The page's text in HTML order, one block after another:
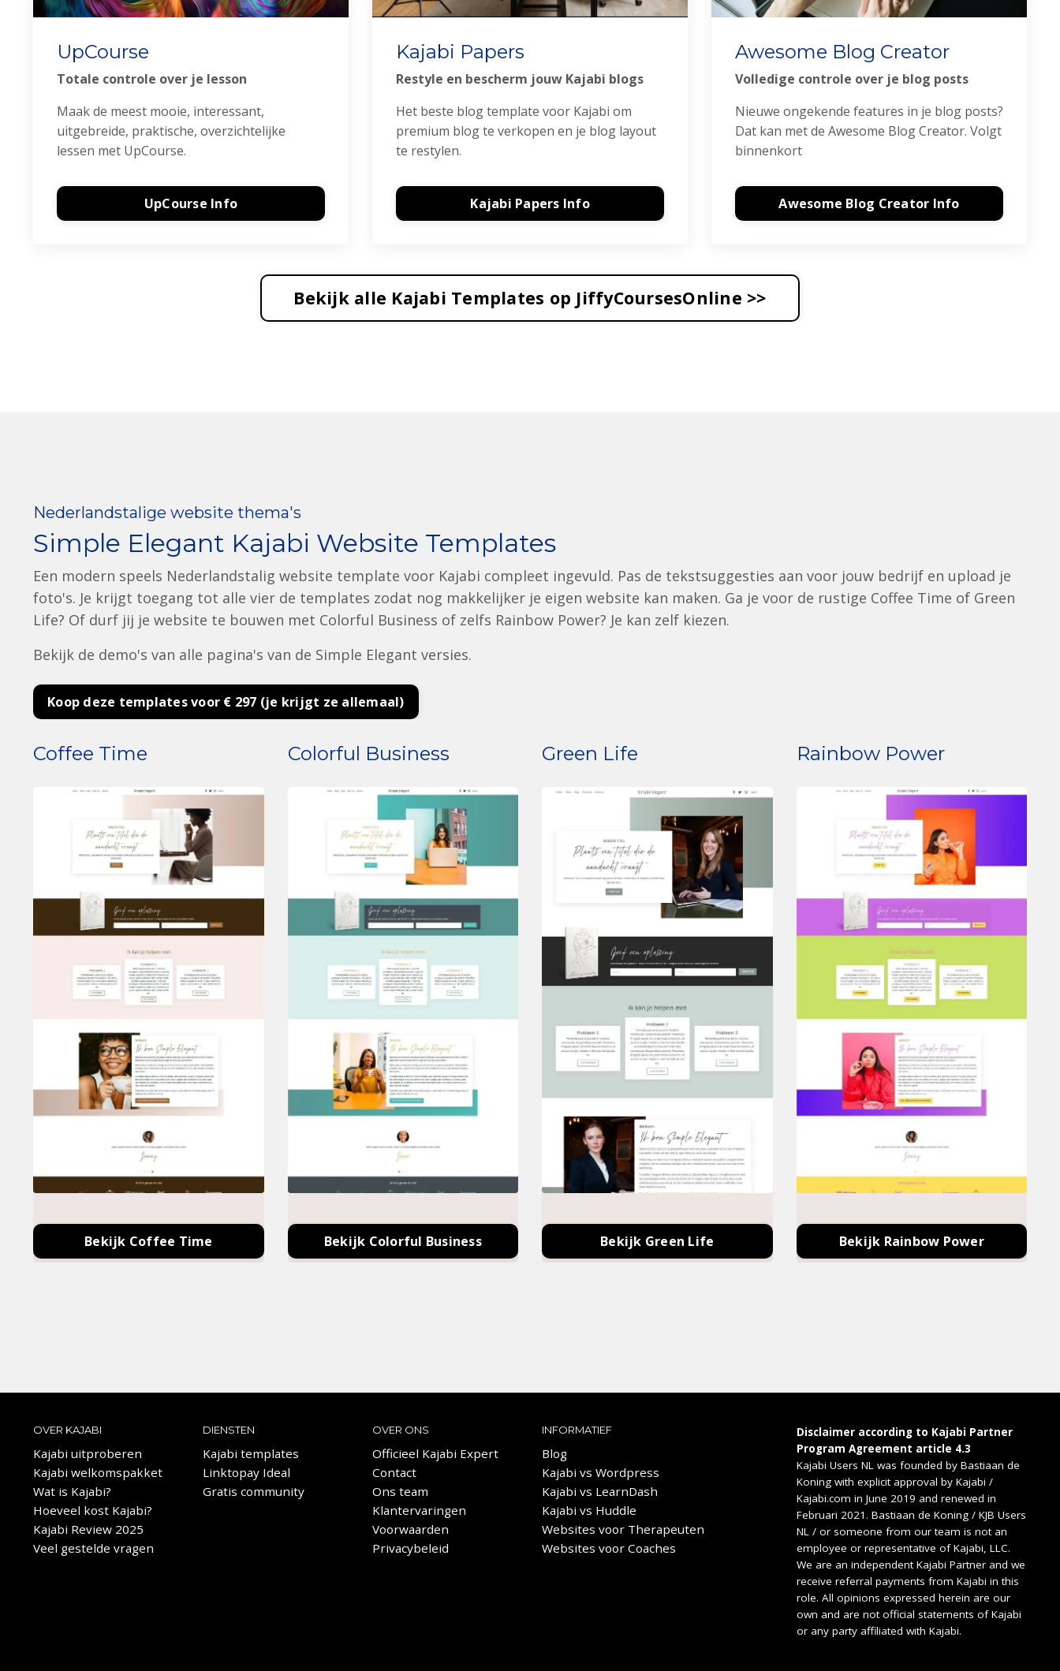
UpCourse
Totale controle over je lesson
Maak de meest mooie, interessant,
uitgebreide, praktische, overzichtelijke
lessen met UpCourse.
UpCourse Info
Kajabi Papers
Restyle en bescherm jouw Kajabi blogs
Het beste blog template voor Kajabi om
premium blog te verkopen en je blog layout
te restylen.
Kajabi Papers Info
Awesome Blog Creator
Volledige controle over je blog posts
Nieuwe ongekende features in je blog posts?
Dat kan met de Awesome Blog Creator. Volgt
binnenkort
Awesome Blog Creator Info
Bekijk alle Kajabi Templates op JiffyCoursesOnline >>
Nederlandstalige website thema's
Simple Elegant Kajabi Website Templates
Een modern speels Nederlandstalig website template voor Kajabi compleet ingevuld. Pas de tekstsuggesties aan voor jouw bedrijf en upload je
foto's. Je krijgt toegang tot alle vier de templates zodat nog makkelijker je eigen website kan maken. Ga je voor de rustige Coffee Time of Green
Life? Of durf jij je website te bouwen met Colorful Business of zelfs Rainbow Power? Je kan zelf kiezen.
Bekijk de demo's van alle pagina's van de Simple Elegant versies.
Koop deze templates voor € 297 (je krijgt ze allemaal)
Coffee Time Colorful Business Green Life Rainbow Power
Bekijk Coffee Time Bekijk Colorful Business Bekijk Green Life Bekijk Rainbow Power
OVER KAJABI
Kajabi uitproberen
Kajabi welkomspakket
Wat is Kajabi?
Hoeveel kost Kajabi?
Kajabi Review 2025
Veel gestelde vragen
DIENSTEN
Kajabi templates
Linktopay Ideal
Gratis community
OVER ONS
Officieel Kajabi Expert
Contact
Ons team
Klantervaringen
Voorwaarden
Privacybeleid
INFORMATIEF
Blog
Kajabi vs Wordpress
Kajabi vs LearnDash
Kajabi vs Huddle
Websites voor Therapeuten
Websites voor Coaches
Disclaimer according to Kajabi Partner
Program Agreement article 4.3
Kajabi Users NL was founded by Bastiaan de
Koning with explicit approval by Kajabi /
Kajabi.com in June 2019 and renewed in
Februari 2021. Bastiaan de Koning / KJB Users
NL / or someone from our team is not an
employee or representative of Kajabi, LLC.
We are an independent Kajabi Partner and we
receive referral payments from Kajabi in this
role. All opinions expressed herein are our
own and are not official statements of Kajabi
or any party affiliated with Kajabi.